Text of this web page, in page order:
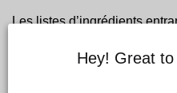
Les listes d’ingrédients
Avant d’utiliser un produit,
d’ingrédients figurant sur
Hey! Great